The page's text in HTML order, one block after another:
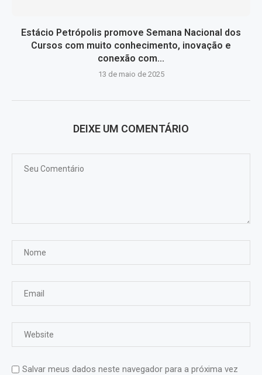
Estácio Petrópolis promove Semana Nacional dos
Cursos com muito conhecimento, inovação e
conexão com...
13 de maio de 2025
DEIXE UM COMENTÁRIO
Salvar meus dados neste navegador para a próxima vez